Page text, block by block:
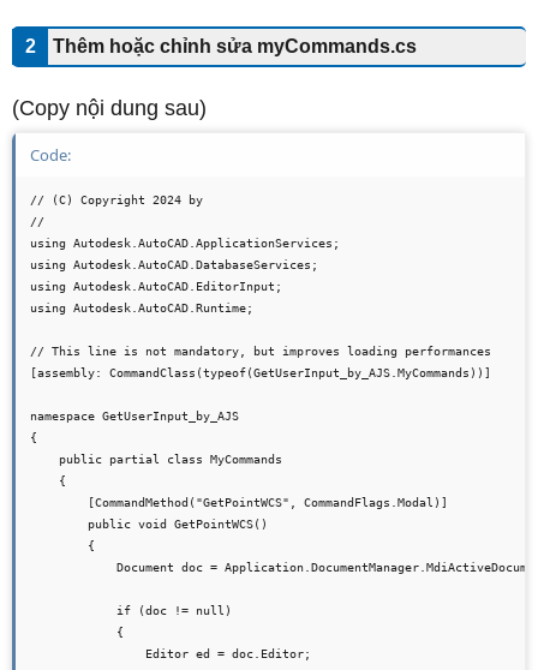
2 Thêm hoặc chỉnh sửa myCommands.cs
(Copy nội dung sau)
Code:
// (C) Copyright 2024 by
//
using Autodesk.AutoCAD.ApplicationServices;
using Autodesk.AutoCAD.DatabaseServices;
using Autodesk.AutoCAD.EditorInput;
using Autodesk.AutoCAD.Runtime;
// This line is not mandatory, but improves loading performances
[assembly: CommandClass(typeof(GetUserInput_by_AJS.MyCommands))]
namespace GetUserInput_by_AJS
{
    public partial class MyCommands
    {
        [CommandMethod("GetPointWCS", CommandFlags.Modal)]
        public void GetPointWCS()
        {
Document doc =
            if (doc != null)
            {
                Editor ed = doc.Editor;